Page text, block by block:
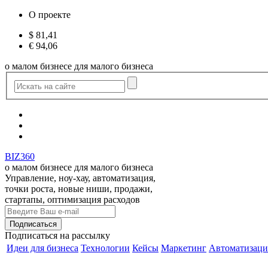
О проекте
$ 81,41
€ 94,06
о малом бизнесе для малого бизнеса
BIZ360
о малом бизнесе для малого бизнеса
Управление, ноу-хау, автоматизация,
точки роста, новые ниши, продажи,
стартапы, оптимизация расходов
Подписаться на рассылку
Идеи для бизнеса Технологии Кейсы Маркетинг